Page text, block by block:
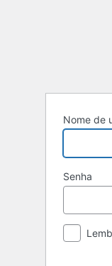
Nome de
Senha